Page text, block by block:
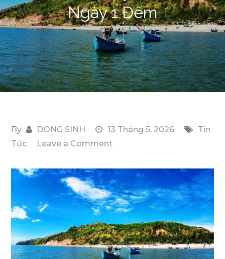
Ngày 1 Đêm
By DONG SINH 13 Tháng 5, 2026
Tin
Tức
Leave a Comment
Trình
Du
Lịch
Biển
Quỳnh
2
Ngày